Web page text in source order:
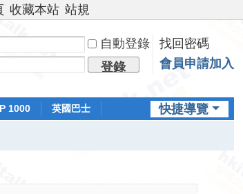
收藏本站 站規
自動登錄
找回密碼
登錄 會員申請加入
快捷導覽
1000
英國巴士